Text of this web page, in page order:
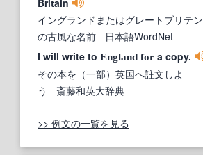
イングランドまたはグレートブリテン
の古風な名前 - 日本語WordNet
I will write to England for a copy.
その本を（一部）英国へ註文しよ
う - 斎藤和英大辞典
>> 例文の一覧を見る